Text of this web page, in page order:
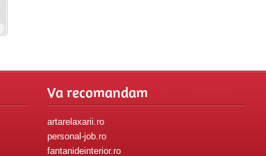
Va recomandam
artarelaxarii.ro
personal-job.ro
fantanideinterior.ro